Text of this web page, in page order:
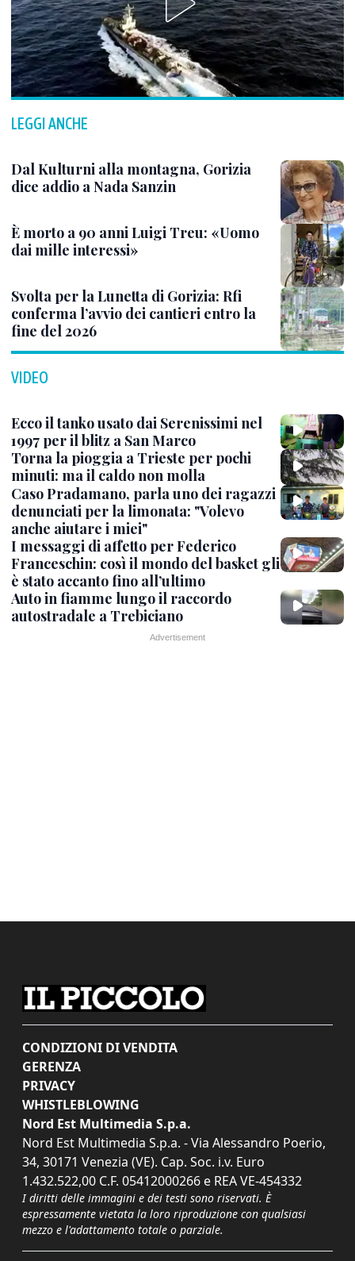
LEGGI ANCHE
Dal Kulturni alla montagna, Gorizia
dice addio a Nada Sanzin
È morto a 90 anni Luigi Treu: «Uomo
dai mille interessi»
Svolta per la Lunetta di Gorizia: Rfi
conferma l’avvio dei cantieri entro la
fine del 2026
VIDEO
Ecco il tanko usato dai Serenissimi nel
1997 per il blitz a San Marco
Torna la pioggia a Trieste per pochi
minuti: ma il caldo non molla
Caso Pradamano, parla uno dei ragazzi
denunciati per la limonata: "Volevo
anche aiutare i miei"
I messaggi di affetto per Federico
Franceschin: così il mondo del basket gli
è stato accanto fino all’ultimo
Auto in fiamme lungo il raccordo
autostradale a Trebiciano
CONDIZIONI DI VENDITA
GERENZA
PRIVACY
WHISTLEBLOWING
Nord Est Multimedia S.p.a.
Nord Est Multimedia S.p.a. - Via Alessandro Poerio,
34, 30171 Venezia (VE). Cap. Soc. i.v. Euro
1.432.522,00 C.F. 05412000266 e REA VE-454332
I diritti delle immagini e dei testi sono riservati. È
espressamente vietata la loro riproduzione con qualsiasi
mezzo e l'adattamento totale o parziale.